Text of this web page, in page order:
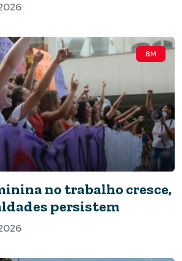
8M
no trabalho cresce,
persistem